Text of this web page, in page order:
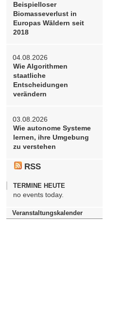
Beispielloser
Biomasseverlust in
Europas Wäldern seit
2018
04.08.2026
Wie Algorithmen
staatliche
Entscheidungen
verändern
03.08.2026
Wie autonome Systeme
lernen, ihre Umgebung
zu verstehen
RSS
TERMINE HEUTE
no events today.
Veranstaltungskalender